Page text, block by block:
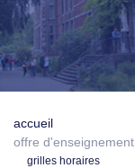
accueil
offre d'enseignement
grilles horaires